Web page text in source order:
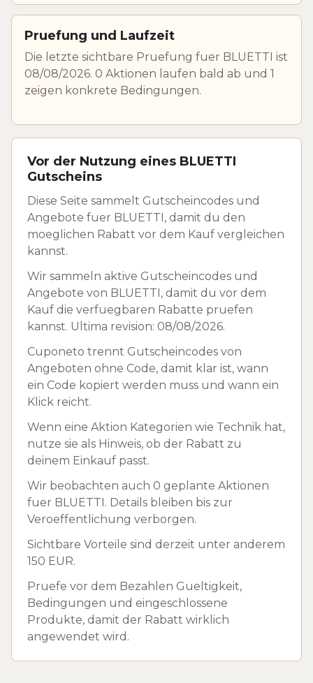
Pruefung und Laufzeit
Die letzte sichtbare Pruefung fuer BLUETTI ist
08/08/2026. 0 Aktionen laufen bald ab und 1
zeigen konkrete Bedingungen.
Vor der Nutzung eines BLUETTI
Gutscheins
Diese Seite sammelt Gutscheincodes und
Angebote fuer BLUETTI, damit du den
moeglichen Rabatt vor dem Kauf vergleichen
kannst.
Wir sammeln aktive Gutscheincodes und
Angebote von BLUETTI, damit du vor dem
Kauf die verfuegbaren Rabatte pruefen
kannst. Ultima revision: 08/08/2026.
Cuponeto trennt Gutscheincodes von
Angeboten ohne Code, damit klar ist, wann
ein Code kopiert werden muss und wann ein
Klick reicht.
Wenn eine Aktion Kategorien wie Technik hat,
nutze sie als Hinweis, ob der Rabatt zu
deinem Einkauf passt.
Wir beobachten auch 0 geplante Aktionen
fuer BLUETTI. Details bleiben bis zur
Veroeffentlichung verborgen.
Sichtbare Vorteile sind derzeit unter anderem
150 EUR.
Pruefe vor dem Bezahlen Gueltigkeit,
Bedingungen und eingeschlossene
Produkte, damit der Rabatt wirklich
angewendet wird.